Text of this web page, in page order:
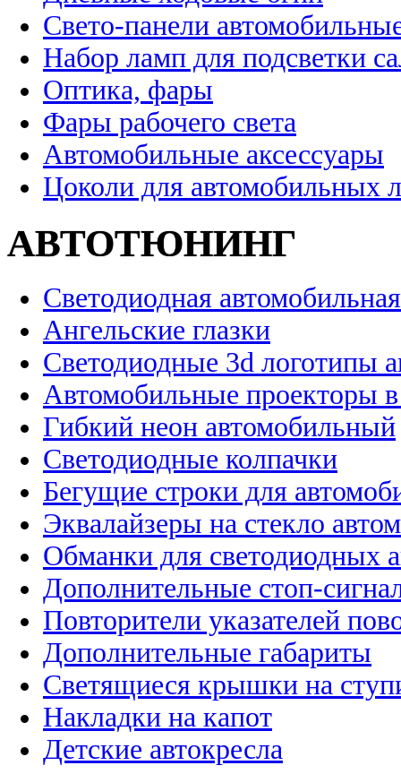
Свето-панели
Набор ламп для подсветки
Оптика, фары
Фары рабочего света
Автомобильные аксессуары
Цоколи для автомобильных
АВТОТЮНИНГ
Светодиодная
Ангельские глазки
Светодиодные 3d логотипы
Автомобильные проекторы
Гибкий неон автомобильный
Светодиодные колпачки
Бегущие строки для
Эквалайзеры на стекло
Обманки для светодиодных
Дополнительные стоп-
Повторители указателей
Дополнительные габариты
Светящиеся крышки на
Накладки на капот
Детские автокресла